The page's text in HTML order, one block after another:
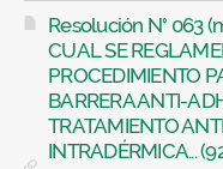
Resolución N° 063
CUAL SE
PROCEDIMIENTO
BARRERA ANTI-
TRATAMIENTO
INTRADÉRMICA...